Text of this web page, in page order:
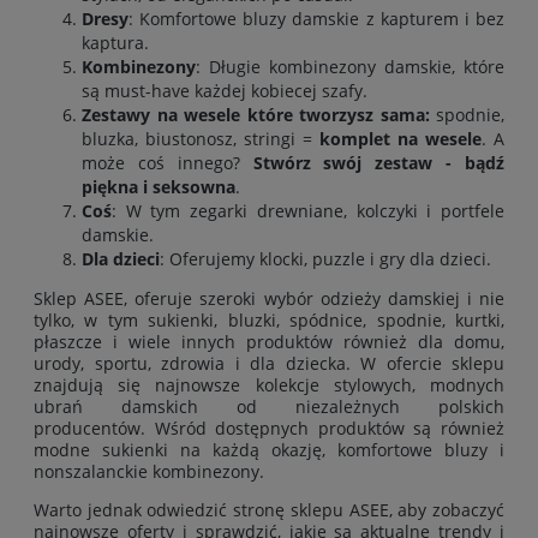
Dresy: Komfortowe bluzy damskie z kapturem i bez
kaptura.
Kombinezony: Długie kombinezony damskie, które
są must-have każdej kobiecej szafy.
Zestawy na wesele które tworzysz sama: spodnie,
bluzka, biustonosz, stringi = komplet na wesele. A
może coś innego? Stwórz swój zestaw - bądź
piękna i seksowna.
Coś: W tym zegarki drewniane, kolczyki i portfele
damskie.
Dla dzieci: Oferujemy klocki, puzzle i gry dla dzieci.
Sklep ASEE, oferuje szeroki wybór odzieży damskiej i nie
tylko, w tym sukienki, bluzki, spódnice, spodnie, kurtki,
płaszcze i wiele innych produktów również dla domu,
urody, sportu, zdrowia i dla dziecka. W ofercie sklepu
znajdują się najnowsze kolekcje stylowych, modnych
ubrań damskich od niezależnych polskich
producentów. Wśród dostępnych produktów są również
modne sukienki na każdą okazję, komfortowe bluzy i
nonszalanckie kombinezony.
Warto jednak odwiedzić stronę sklepu ASEE, aby zobaczyć
najnowsze oferty i sprawdzić, jakie są aktualne trendy i